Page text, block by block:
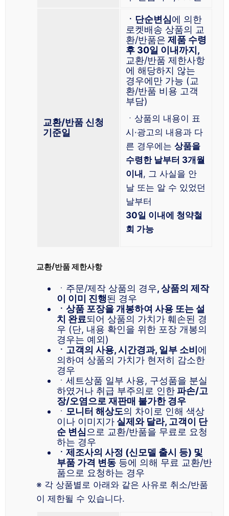
교환/반품 신청
기준일
ㆍ단순변심에 의한
로켓배송 상품의 교
환/반품은 제품 수령
후 30일 이내까지,
교환/반품 제한사항
에 해당하지 않는
경우에만 가능 (교
환/반품 비용 고객
부담)
ㆍ상품의 내용이 표
시·광고의 내용과 다
른 경우에는 상품을
수령한 날부터 3개월
이내, 그 사실을 안
날 또는 알 수 있었던
날부터
30일 이내에 청약철
회 가능
교환/반품 제한사항
ㆍ주문/제작 상품의 경우, 상품의 제작
이 이미 진행된 경우
ㆍ상품 포장을 개봉하여 사용 또는 설
치 완료되어 상품의 가치가 훼손된 경
우 (단, 내용 확인을 위한 포장 개봉의
경우는 예외)
ㆍ고객의 사용, 시간경과, 일부 소비에
의하여 상품의 가치가 현저히 감소한
경우
ㆍ세트상품 일부 사용, 구성품을 분실
하였거나 취급 부주의로 인한 파손/고
장/오염으로 재판매 불가한 경우
ㆍ 모니터 해상도의 차이로 인해 색상
이나 이미지가 실제와 달라, 고객이 단
순 변심 으로 교환/반품을 무료로 요청
하는 경우
ㆍ제조사의 사정 (신모델 출시 등) 및
부품 가격 변동 등에 의해 무료 교환/반
품으로 요청하는 경우
※ 각 상품별로 아래와 같은 사유로 취소/반품
이 제한될 수 있습니다.